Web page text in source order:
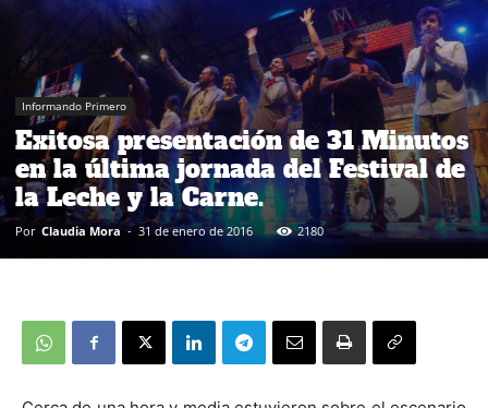
Informando Primero
Exitosa presentación de 31 Minutos
en la última jornada del Festival de
la Leche y la Carne.
Por Claudia Mora - 31 de enero de 2016 2180